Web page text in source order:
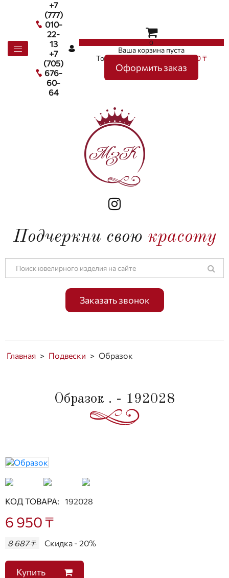
+7
(777)
010-
22-
13
+7
(705)
676-
60-
64
0
Ваша корзина пуста
Товаров в корзине
на сумму0 ₸
Оформить заказ
Подчеркни свою красоту
Заказать звонок
Главная > Подвески > Образок
Образок . - 192028
КОД ТОВАРА: 192028
6 950 ₸
8 687 ₸ Скидка - 20%
Купить